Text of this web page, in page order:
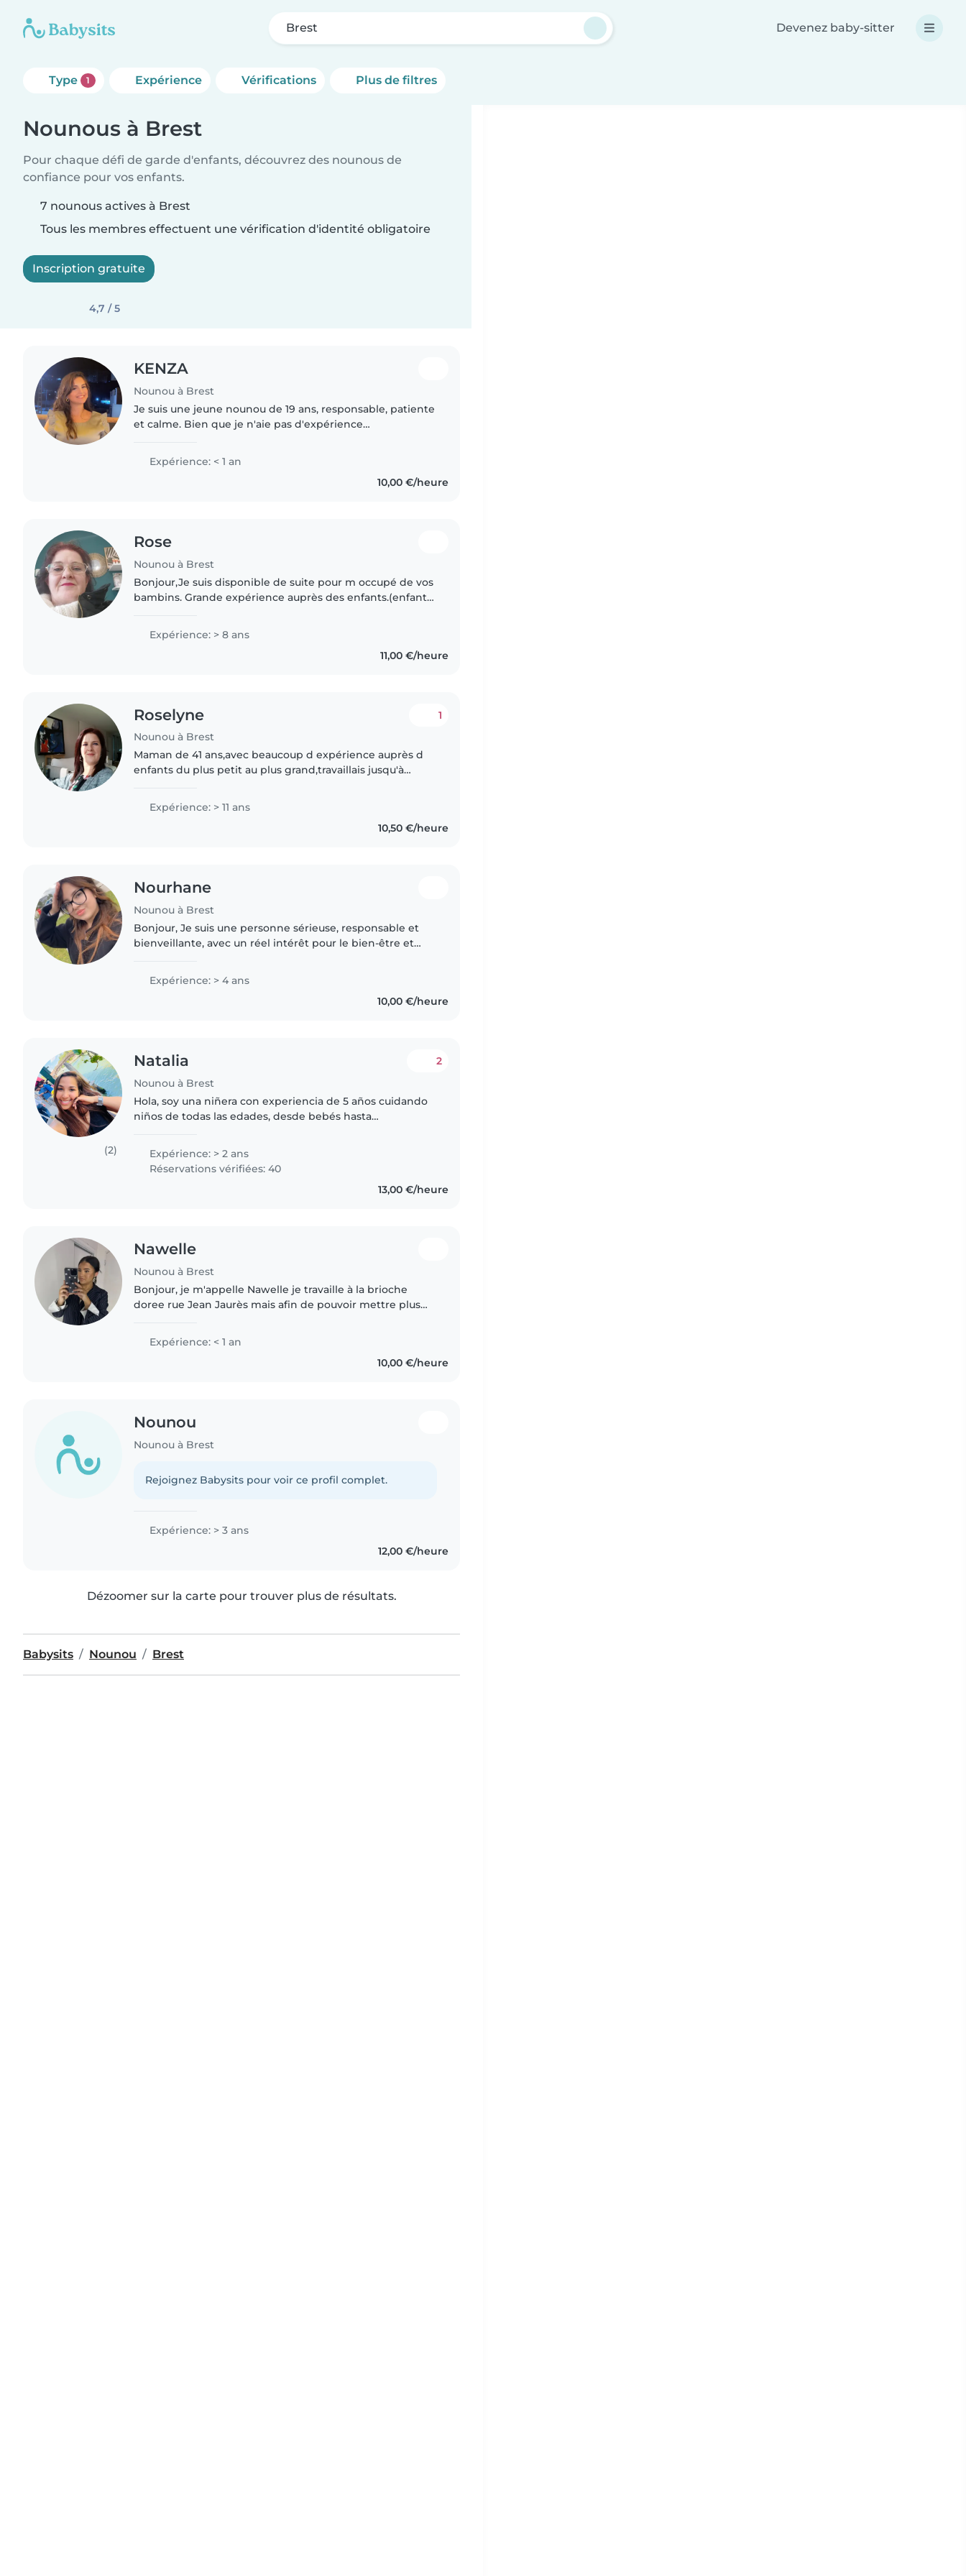
Brest Devenez baby-sitter
Type 1 Expérience Vérifications Plus de filtres
Nounous à Brest
Pour chaque défi de garde d'enfants, découvrez des nounous de
confiance pour vos enfants.
7 nounous actives à Brest
Tous les membres effectuent une vérification d'identité obligatoire
Inscription gratuite
4,7 / 5
KENZA
Nounou à Brest
Je suis une jeune nounou de 19 ans, responsable, patiente
et calme. Bien que je n'aie pas d'expérience
de bébés à adolescents...
Expérience: < 1 an
10,00 €/heure
Rose
Nounou à Brest
Bonjour,Je suis disponible de suite pour m occupé de vos
bambins. Grande expérience auprès des enfants.(enfants
Expérience: > 8 ans
11,00 €/heure
Roselyne
Nounou à Brest
1
Maman de 41 ans,avec beaucoup d expérience auprès d
enfants du plus petit au plus grand,travaillais jusqu'à
suis disponible..
Expérience: > 11 ans
10,50 €/heure
Nourhane
Nounou à Brest
Bonjour, Je suis une personne sérieuse, responsable et
bienveillante, avec un réel intérêt pour le bien-être et
j'aime proposer..
Expérience: > 4 ans
10,00 €/heure
(2)
Natalia
Nounou à Brest
2
Hola, soy una niñera con experiencia de 5 años cuidando
niños de todas las edades, desde bebés hasta
Puedo leer cuentos, enseñar..
Expérience: > 2 ans
Réservations vérifiées: 40
13,00 €/heure
Nawelle
Nounou à Brest
Bonjour, je m'appelle Nawelle je travaille à la brioche
doree rue Jean Jaurès mais afin de pouvoir mettre plus
garder 3 été de..
Expérience: < 1 an
10,00 €/heure
Nounou
Nounou à Brest
Rejoignez Babysits pour voir ce profil complet.
Expérience: > 3 ans
12,00 €/heure
Dézoomer sur la carte pour trouver plus de résultats.
Babysits Nounou Brest